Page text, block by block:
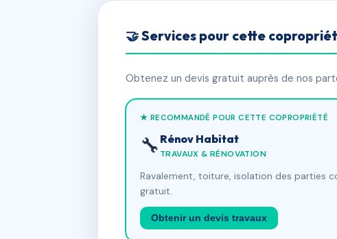
🤝 Services pour cette
Obtenez un devis gratuit auprès de nos
★ RECOMMANDÉ POUR CETTE COPROPRIÉTÉ
🔧 Rénov Habitat
TRAVAUX & RÉNOVATION
Ravalement, toiture, isolation des parties
gratuit.
Obtenir un devis travaux